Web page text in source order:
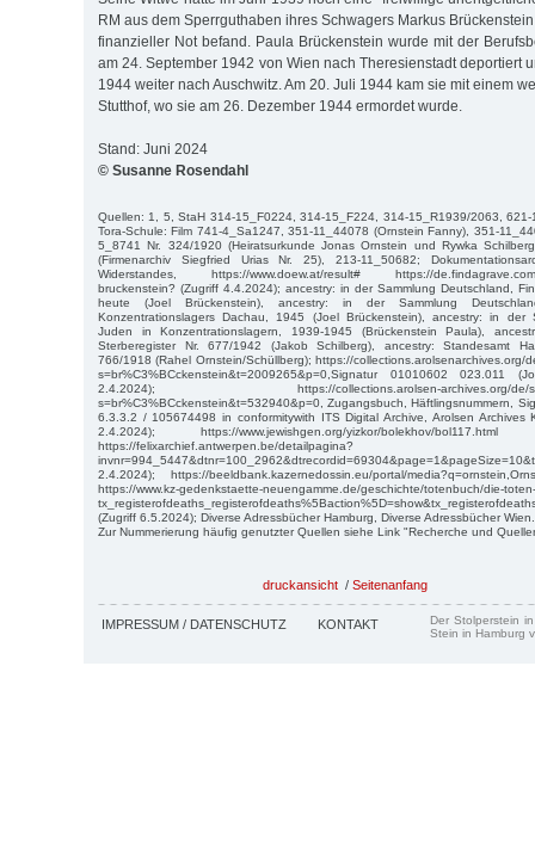
RM aus dem Sperrguthaben ihres Schwagers Markus
finanzieller Not befand. Paula Brückenstein wurde mit der
am 24. September 1942 von Wien nach Theresienstadt deportiert
1944 weiter nach Auschwitz. Am 20. Juli 1944 kam sie mit einem
Stutthof, wo sie am 26. Dezember 1944 ermordet wurde.
Stand: Juni 2024
© Susanne Rosendahl
Quellen: 1, 5, StaH 314-15_F0224, 314-15_F224, 314-15_R1939/2063, 621-
Tora-Schule: Film 741-4_Sa1247, 351-11_44078 (Ornstein Fanny), 351-
5_8741 Nr. 324/1920 (Heiratsurkunde Jonas Ornstein und Rywka
(Firmenarchiv Siegfried Urias Nr. 25), 213-11_50682;
Widerstandes, https://www.doew.at/result# https://de.findagrave.com/
bruckenstein? (Zugriff 4.4.2024); ancestry: in der Sammlung Deutschland,
heute (Joel Brückenstein), ancestry: in der Sammlung
Konzentrationslagers Dachau, 1945 (Joel Brückenstein), ancestry: in der
Juden in Konzentrationslagern, 1939-1945 (Brückenstein Paula),
Sterberegister Nr. 677/1942 (Jakob Schilberg), ancestry: Standesamt
766/1918 (Rahel Ornstein/Schüllberg); https://collections.arolsenarchives.org/
s=br%C3%BCckenstein&t=2009265&p=0,Signatur 01010602 023.011
2.4.2024); https://collections.arolsen-archives.org/de/
s=br%C3%BCckenstein&t=532940&p=0, Zugangsbuch, Häftlingsnummern,
6.3.3.2 / 105674498 in conformitywith ITS Digital Archive, Arolsen Archives
2.4.2024); https://www.jewishgen.org/yizkor/bolekhov/
https://felixarchief.antwerpen.be/detailpagina?
2.4.2024); https://beeldbank.kazernedossin.eu/portal/
https://www.kz-gedenkstaette-neuengamme.de/geschichte/totenbuch/die-
(Zugriff 6.5.2024); Diverse Adressbücher Hamburg, Diverse Adressbücher Wien.
Zur Nummerierung häufig genutzter Quellen siehe Link "Recherche und
druckansicht / Seitenanfang
IMPRESSUM / DATENSCHUTZ KONTAKT
Der Stolperstein
Stein in Hamburg